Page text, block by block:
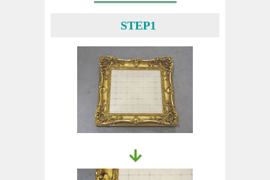
STEP1